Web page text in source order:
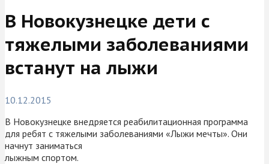
В Новокузнецке дети с
тяжелыми заболеваниями
встанут на лыжи
10.12.2015
В Новокузнецке внедряется реабилитационная программа
для ребят с тяжелыми заболеваниями «Лыжи мечты». Они
начнут заниматься
лыжным спортом.